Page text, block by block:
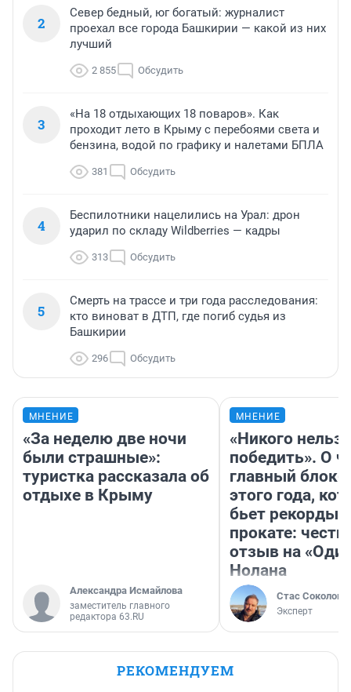
2
Север бедный, юг богатый: журналист
проехал все города Башкирии — какой из них
лучший
2 855 Обсудить
3
«На 18 отдыхающих 18 поваров». Как
проходит лето в Крыму с перебоями света и
бензина, водой по графику и налетами БПЛА
381 Обсудить
4
Беспилотники нацелились на Урал: дрон
ударил по складу Wildberries — кадры
313 Обсудить
5
Смерть на трассе и три года расследования:
кто виноват в ДТП, где погиб судья из
Башкирии
296 Обсудить
МНЕНИЕ
«За неделю две ночи
были страшные»:
туристка рассказала об
отдыхе в Крыму
Александра Исмайлова
заместитель главного
редактора 63.RU
МНЕНИЕ
«Никого нельзя
победить». О
главный
этого года,
бьет рекорды в
прокате:
отзыв на
Нолана
Стас Соколов
Эксперт
РЕКОМЕНДУЕМ